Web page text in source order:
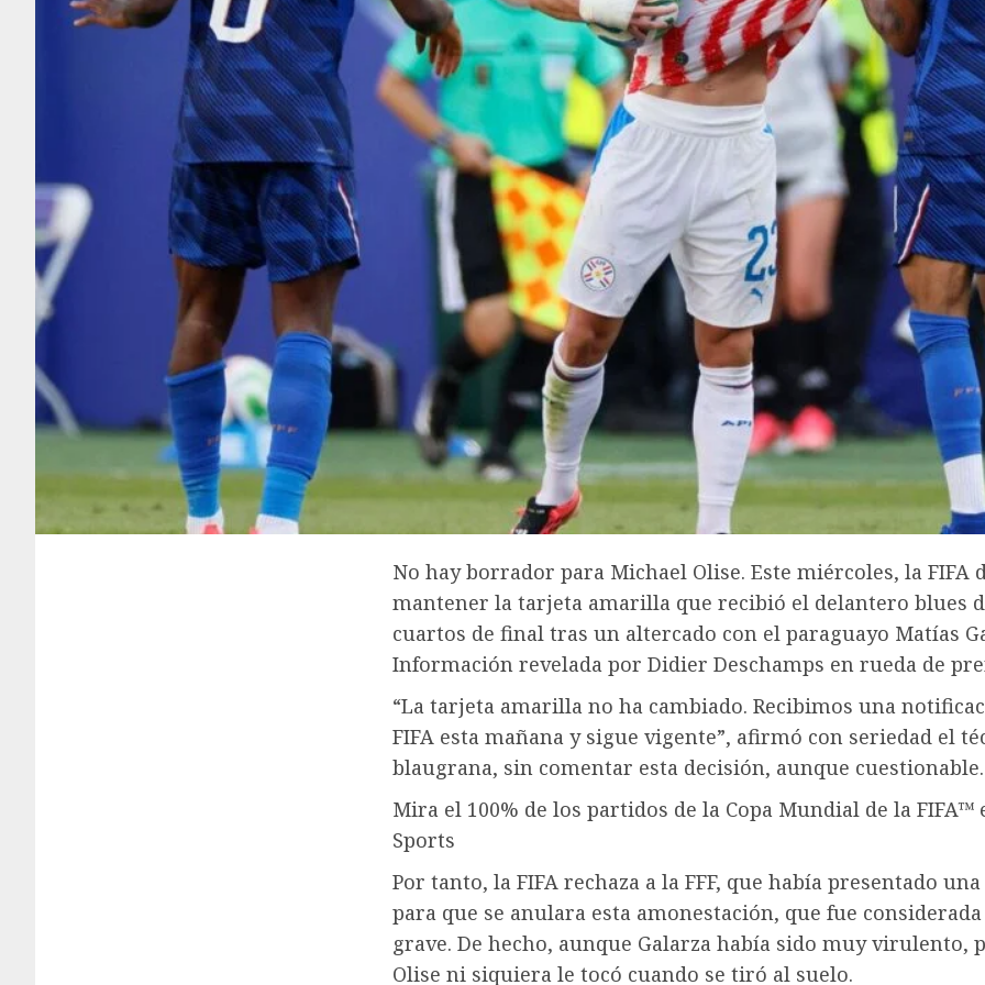
No hay borrador para Michael Olise. Este miércoles, la FIFA
mantener la tarjeta amarilla que recibió el delantero blues
cuartos de final tras un altercado con el paraguayo Matías
Información revelada por Didier Deschamps en rueda de
“La tarjeta amarilla no ha cambiado. Recibimos una
FIFA esta mañana y sigue vigente”, afirmó con seriedad el
blaugrana, sin comentar esta decisión, aunque cuestionable.
Mira el 100% de los partidos de la Copa Mundial de la FIFA™
Sports
Por tanto, la FIFA rechaza a la FFF, que había presentado
para que se anulara esta amonestación, que fue
grave. De hecho, aunque Galarza había sido muy virulento,
Olise ni siquiera le tocó cuando se tiró al suelo.